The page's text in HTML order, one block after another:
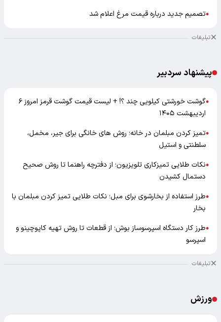
●تصمیم جدید درباره قیمت مرغ اعلام شد
تبلیغات
پیشنهاد سردبیر
●
گوشت خورشتی کیلویی چند ؟! + لیست قیمت گوشت قرمز امروز ۶
اردیبهشت ۱۴۰۵
●تمیز کردن مبلمان در خانه؛ روش های خانگی برای جیر، مخمل،
سلطنتی و استیل
●نکات طلایی تمیزکاری تلویزیون؛ از دفترچه راهنما تا روش صحیح
دستمال کشیدن
●طرز استفاده از بخارشوی برای مبل؛ نکات طلایی تمیز کردن مبلمان با
بخار
●طرز کار دستگاه اسپرسوساز بوش؛ از قطعات تا روش تهیه کاپوچینو و
اسپرسو
تبلیغات
ورزش